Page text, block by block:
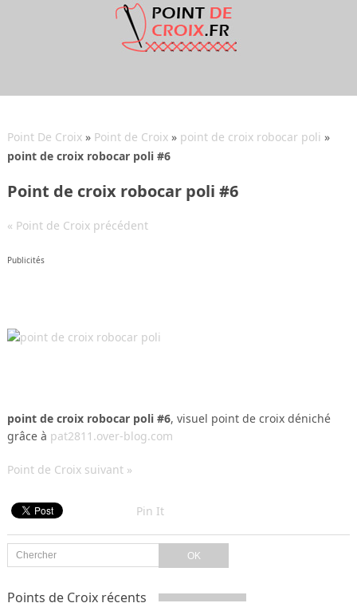
Point De Croix» Point de Croix» point de croix robocar poli »
point de croix robocar poli #6
Point de croix robocar poli #6
« Point de Croix précédent
Publicités
point de croix robocar poli #6, visuel point de croix déniché
grâce à pat2811.over-blog.com
Point de Croix suivant »
Pin It
Points de Croix récents